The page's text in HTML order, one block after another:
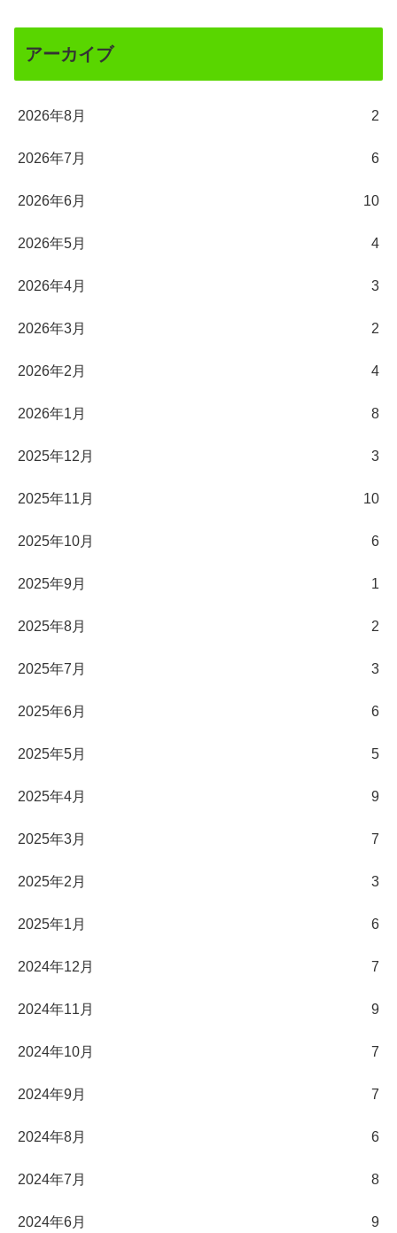
アーカイブ
2026年8月 2
2026年7月 6
2026年6月 10
2026年5月 4
2026年4月 3
2026年3月 2
2026年2月 4
2026年1月 8
2025年12月 3
2025年11月 10
2025年10月 6
2025年9月 1
2025年8月 2
2025年7月 3
2025年6月 6
2025年5月 5
2025年4月 9
2025年3月 7
2025年2月 3
2025年1月 6
2024年12月 7
2024年11月 9
2024年10月 7
2024年9月 7
2024年8月 6
2024年7月 8
2024年6月 9